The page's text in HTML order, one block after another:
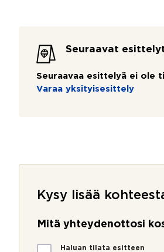
Seuraavat
Seuraavaa esittelyä ei ole
Varaa yksityisesittely
Kysy lisää
Mitä yhteydenottosi
M
Haluan tilata esitteen